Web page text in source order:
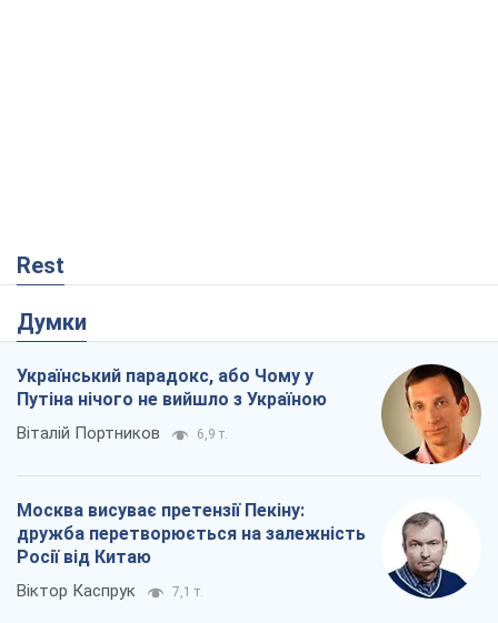
Rest
Думки
Український парадокс, або Чому у
Путіна нічого не вийшло з Україною
Віталій Портников 6,9 т.
Москва висуває претензії Пекіну:
дружба перетворюється на залежність
Росії від Китаю
Віктор Каспрук 7,1 т.